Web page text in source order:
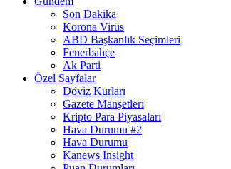
Son Dakika
Korona Virüs
ABD Başkanlık Seçimleri
Fenerbahçe
Ak Parti
Özel Sayfalar
Döviz Kurları
Gazete Manşetleri
Kripto Para Piyasaları
Hava Durumu #2
Hava Durumu
Kanews Insight